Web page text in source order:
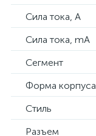
Сила тока, А
Сила тока, mA
Сегмент
Форма корпуса
Стиль
Разъем